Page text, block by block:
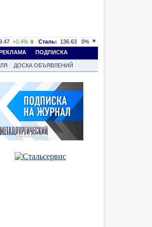
+0.4% Сталь: 136.63
0%
ПОДПИСКА
ДОСКА ОБЪЯВЛЕНИЙ